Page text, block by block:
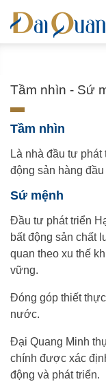
Tầm nhìn - Sứ
Tầm nhìn
Là nhà đầu tư phát
động sản hàng
Sứ mệnh
Đầu tư phát triển
bất động sản chất
quan theo xu thế
vững.
Đóng góp thiết
nước.
Đại Quang Minh
chính được xác
động và phát triển.